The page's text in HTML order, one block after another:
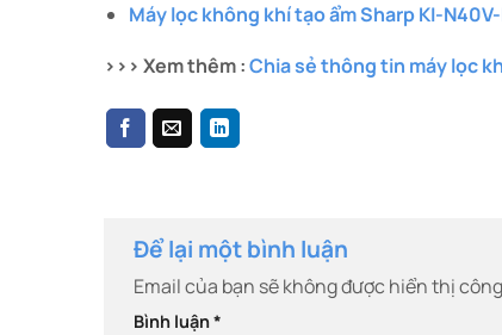
Máy lọc không khí tạo ẩm Sharp KI-
>>> Xem thêm :Chia sẻ thông tin máy lọc
Để lại một bình luận
Email của bạn sẽ không được hiển thị
Bình luận*